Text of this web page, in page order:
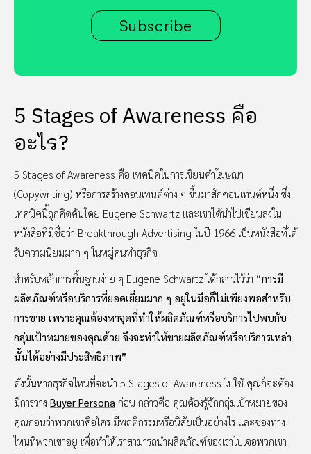
Subscribe
5 Stages of Awareness คือ
อะไร?
5 Stages of Awareness คือ เทคนิคในการเขียนคำโฆษณา
(Copywriting) หรือการสร้างคอนเทนต์ต่าง ๆ ขึ้นมาสักคอนเทนต์หนึ่ง ซึ่ง
เทคนิคนี้ถูกคิดค้นโดย Eugene Schwartz และเขาได้นำไปเขียนลงใน
หนังสือที่มีชื่อว่า Breakthrough Advertising ในปี 1966 เป็นหนังสือที่ได้
รับความนิยมมาก ๆ ในหมู่คนทำธุรกิจ
สำหรับหลักการพื้นฐานง่าย ๆ Eugene Schwartz ได้กล่าวไว้ว่า “การมี
ผลิตภัณฑ์หรือบริการที่ยอดเยี่ยมมาก ๆ อยู่ในมือก็ไม่เพียงพอสำหรับ
การขาย เพราะคุณต้องหาจุดที่ทำให้ผลิตภัณฑ์หรือบริการไปพบกับ
กลุ่มเป้าหมายของคุณด้วย จึงจะทำให้ขายผลิตภัณฑ์หรือบริการเหล่า
นั้นได้อย่างมีประสิทธิภาพ”
ดังนั้นหากธุรกิจไหนที่จะนำ 5 Stages of Awareness ไปใช้ คุณก็จะต้อง
มีการวาง Buyer Persona ก่อน กล่าวคือ คุณต้องรู้จักกลุ่มเป้าหมายของ
คุณก่อนว่าพวกเขาคือใคร มีพฤติกรรมหรือนิสัยเป็นอย่างไร และช่องทาง
ไหนที่พวกเขาอยู่ เพื่อทำให้เราสามารถนำผลิตภัณฑ์ของเราไปเจอพวกเขา